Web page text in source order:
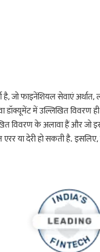
जो फाइनेंशियल सेवाएं
में उल्लिखित विवरण ही
के अलावा हैं और जो इस
या देरी हो सकती है.